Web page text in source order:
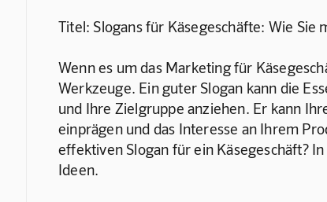
Titel: Slogans für Käsegeschäfte: Wie
Wenn es um das Marketing für
Werkzeuge. Ein guter Slogan kann die
und Ihre Zielgruppe anziehen. Er kann
einprägen und das Interesse an Ihrem
effektiven Slogan für ein Käsegeschäft?
Ideen.